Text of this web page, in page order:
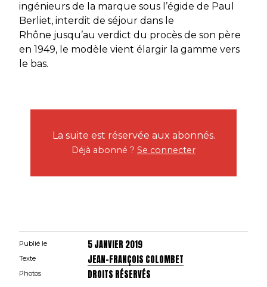
ingénieurs de la marque sous l’égide de Paul
Berliet, interdit de séjour dans le
Rhône jusqu’au verdict du procès de son père
en 1949, le modèle vient élargir la gamme vers
le bas.
La suite est réservée aux abonnés.
Déjà abonné ? Se connecter
Publié le 5 JANVIER 2019
Texte JEAN-FRANÇOIS COLOMBET
Photos DROITS RÉSERVÉS